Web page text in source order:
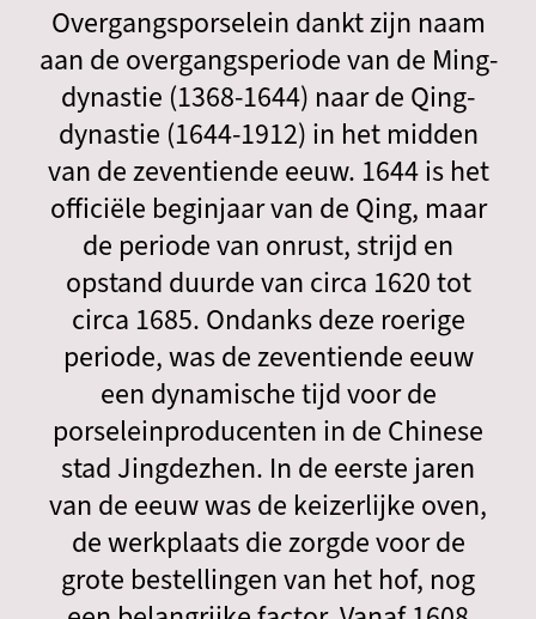
Overgangsporselein dankt zijn naam
aan de overgangsperiode van de Ming-
dynastie (1368-1644) naar de Qing-
dynastie (1644-1912) in het midden
van de zeventiende eeuw. 1644 is het
officiële beginjaar van de Qing, maar
de periode van onrust, strijd en
opstand duurde van circa 1620 tot
circa 1685. Ondanks deze roerige
periode, was de zeventiende eeuw
een dynamische tijd voor de
porseleinproducenten in de Chinese
stad Jingdezhen. In de eerste jaren
van de eeuw was de keizerlijke oven,
de werkplaats die zorgde voor de
grote bestellingen van het hof, nog